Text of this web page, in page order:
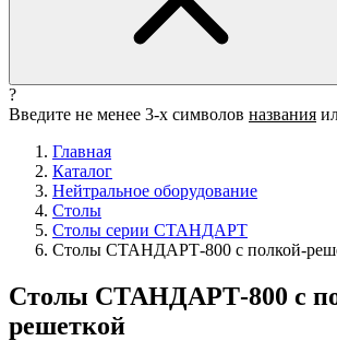
?
Введите не менее 3-х символов названия
Главная
Каталог
Нейтральное оборудование
Столы
Столы серии СТАНДАРТ
Столы СТАНДАРТ-800 с полкой-
Столы СТАНДАРТ-800 с
решеткой